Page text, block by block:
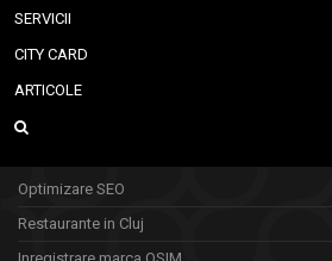
SERVICII
CITY CARD
ARTICOLE
Optimizare SEO
Restaurante in Cluj